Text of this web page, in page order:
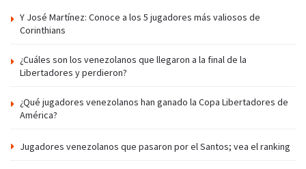
Y José Martínez: Conoce a los 5 jugadores más valiosos de
Corinthians
¿Cuáles son los venezolanos que llegaron a la final de la
Libertadores y perdieron?
¿Qué jugadores venezolanos han ganado la Copa Libertadores de
América?
Jugadores venezolanos que pasaron por el Santos; vea el ranking